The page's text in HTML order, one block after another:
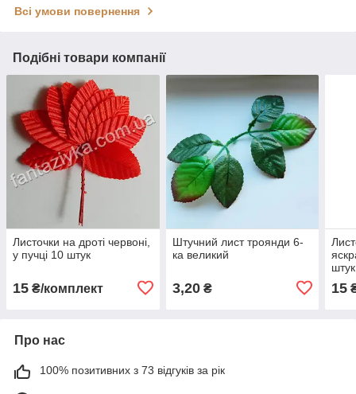
Всі умови повернення
Подібні товари компанії
Листочки на дроті червоні,
у пучці 10 штук
15 ₴/комплект
Штучний лист троянди 6-
ка великий
3,20₴
штук
15
Про нас
100% позитивних з 73 відгуків за рік